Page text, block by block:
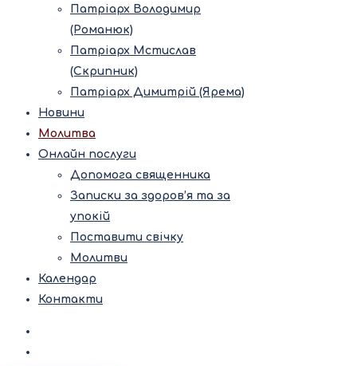
Патріарх Володимир
(Романюк)
Патріарх Мстислав
(Скрипник)
Патріарх Димитрій (Ярема)
Новини
Молитва
Онлайн послуги
Допомога священника
Записки за здоров’я та за
упокій
Поставити свічку
Молитви
Календар
Контакти